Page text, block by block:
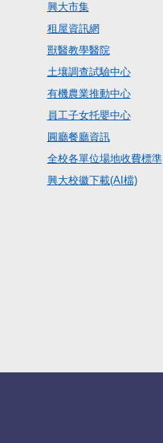
興大市集
租屋資訊網
獸醫教學醫院
土壤調查試驗中心
有機農業推動中心
員工子女托嬰中心
圓廳餐廳資訊
全校各單位場地收費標準
興大校徽下載(AI檔)